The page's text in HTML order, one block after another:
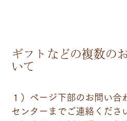
ギフトなどの複数の
いて
１）ページ下部のお問い合
センターまでご連絡くださ